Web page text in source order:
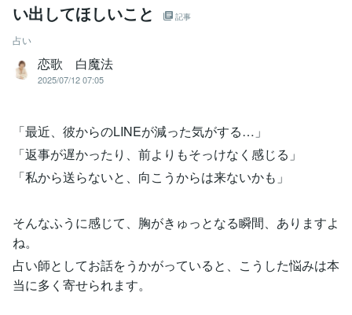
い出してほしいこと
記事
占い
恋歌 白魔法
2025/07/12 07:05
「最近、彼からのLINEが減った気がする…」
「返事が遅かったり、前よりもそっけなく感じる」
「私から送らないと、向こうからは来ないかも」
そんなふうに感じて、胸がきゅっとなる瞬間、ありますよ
ね。
占い師としてお話をうかがっていると、こうした悩みは本
当に多く寄せられます。